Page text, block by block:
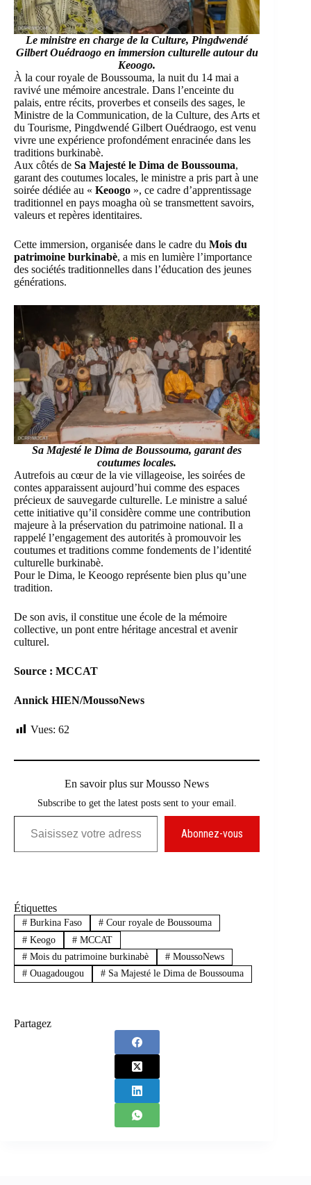
Le ministre en charge de la Culture, Pingdwendé
Gilbert Ouédraogo en immersion culturelle autour du
Keoogo.
À la cour royale de Boussouma, la nuit du 14 mai a
ravivé une mémoire ancestrale. Dans l’enceinte du
palais, entre récits, proverbes et conseils des sages, le
Ministre de la Communication, de la Culture, des Arts et
du Tourisme, Pingdwendé Gilbert Ouédraogo, est venu
vivre une expérience profondément enracinée dans les
traditions burkinabè.
Aux côtés de Sa Majesté le Dima de Boussouma,
garant des coutumes locales, le ministre a pris part à une
soirée dédiée au « Keoogo », ce cadre d’apprentissage
traditionnel en pays moagha où se transmettent savoirs,
valeurs et repères identitaires.
Cette immersion, organisée dans le cadre du Mois du
patrimoine burkinabè, a mis en lumière l’importance
des sociétés traditionnelles dans l’éducation des jeunes
générations.
Sa Majesté le Dima de Boussouma, garant des
coutumes locales.
Autrefois au cœur de la vie villageoise, les soirées de
contes apparaissent aujourd’hui comme des espaces
précieux de sauvegarde culturelle. Le ministre a salué
cette initiative qu’il considère comme une contribution
majeure à la préservation du patrimoine national. Il a
rappelé l’engagement des autorités à promouvoir les
coutumes et traditions comme fondements de l’identité
culturelle burkinabè.
Pour le Dima, le Keoogo représente bien plus qu’une
tradition.
De son avis, il constitue une école de la mémoire
collective, un pont entre héritage ancestral et avenir
culturel.
Source : MCCAT
Annick HIEN/MoussoNews
Vues: 62
En savoir plus sur Mousso News
Subscribe to get the latest posts sent to your email.
Saisissez votre adresse e-mail…
Abonnez-vous
Étiquettes
#Burkina Faso #Cour royale de Boussouma
#Keogo #MCCAT
#Mois du patrimoine burkinabè #MoussoNews
#Ouagadougou #Sa Majesté le Dima de Boussouma
Partagez